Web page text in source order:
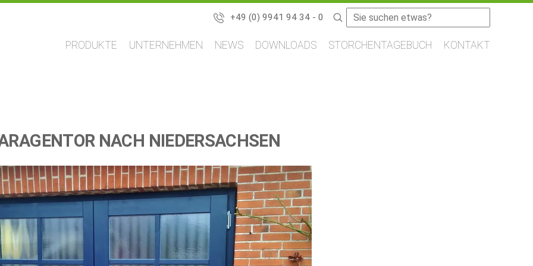
+49 (0) 9941 94 34 - 0 Suchbegriffe
Navigation
überspringen
PRODUKTE UNTERNEHMEN NEWS DOWNLOADS STORCHENTAGEBUCH KONTAKT
NACH NIEDERSACHSEN